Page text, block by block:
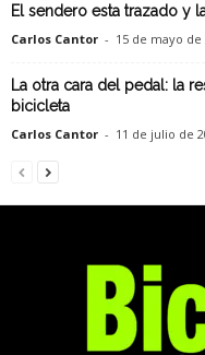
El sendero esta trazado y
Carlos Cantor - 15 de mayo de
La otra cara del pedal: la
bicicleta
Carlos Cantor - 11 de julio de